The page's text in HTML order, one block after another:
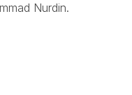
Nurdin.